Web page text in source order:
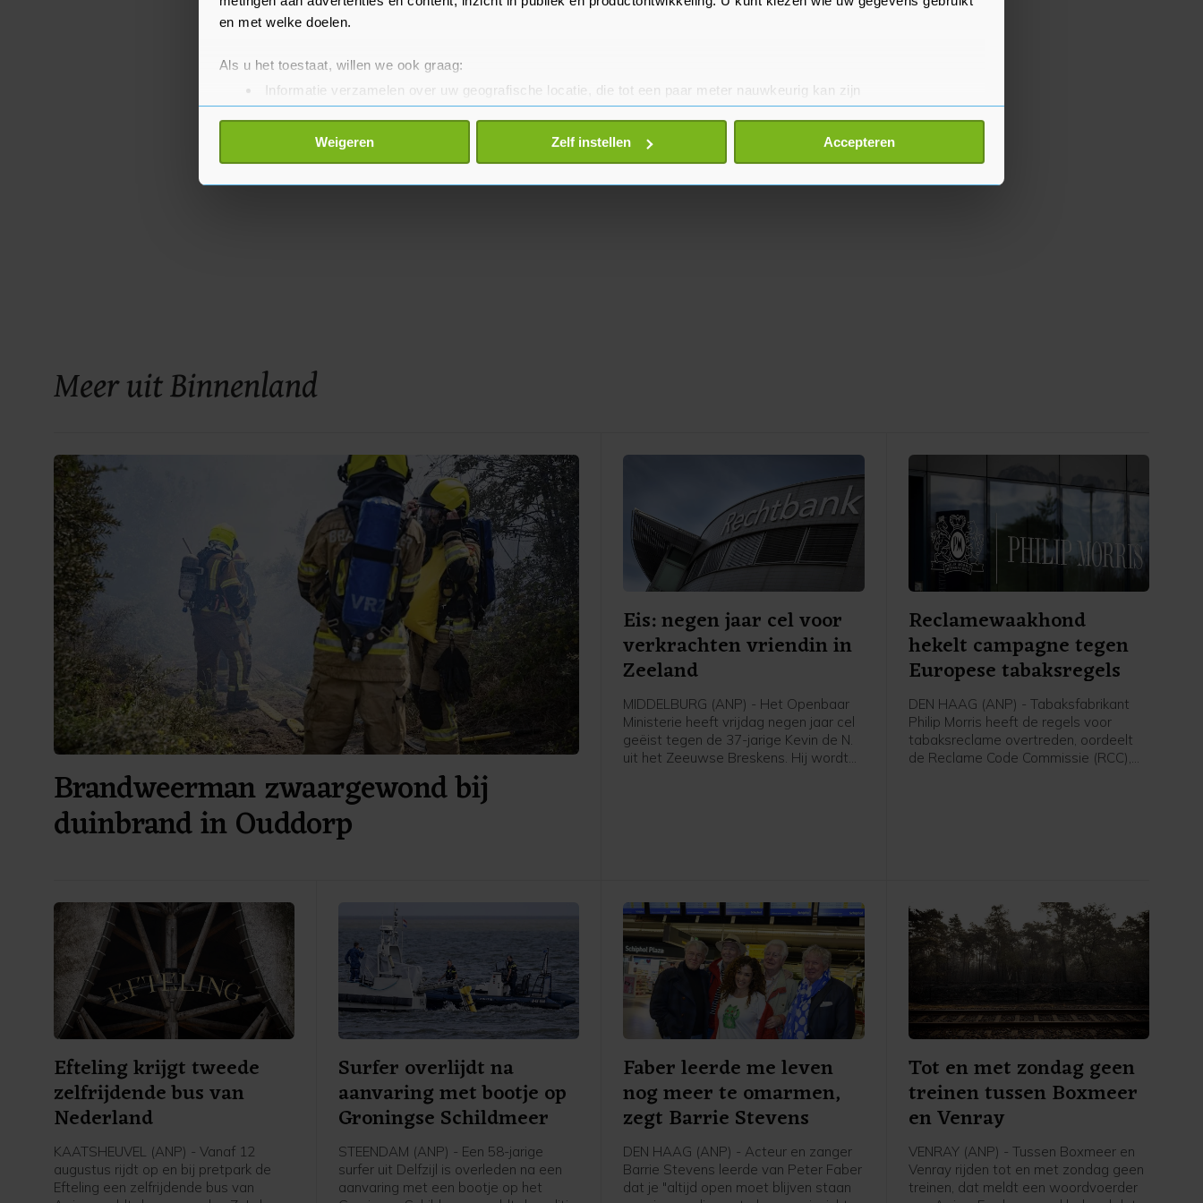
en met welke doelen.
Als u het toestaat, willen we ook graag:
Informatie verzamelen over uw geografische locatie, die tot een paar meter nauwkeurig kan zijn
Uw apparaat identificeren door het actief te scannen op specifieke eigenschappen (fingerprinting)
Lees meer over hoe uw persoonlijke gegevens worden verwerkt en stel uw voorkeuren in het
detailgedeelte
toestemming op elk moment wijzigen of intrekken in de Cookieverklaring.
Weigeren Zelf instellen Accepteren
Meer uit Binnenland
Brandweerman zwaargewond bij
duinbrand in Ouddorp
Eis: negen jaar cel voor
verkrachten vriendin in
Zeeland
MIDDELBURG (ANP) - Het Openbaar
Ministerie heeft vrijdag negen jaar cel
geëist tegen de 37-jarige Kevin de N.
uit het Zeeuwse Breskens. Hij wordt
Reclamewaakhond
hekelt campagne tegen
Europese tabaksregels
DEN HAAG (ANP) - Tabaksfabrikant
Philip Morris heeft de regels voor
tabaksreclame overtreden, oordeelt
de Reclame Code Commissie (RCC),
de teksten voor de gebruikers.
Efteling krijgt tweede
zelfrijdende bus van
Nederland
KAATSHEUVEL (ANP) - Vanaf 12
augustus rijdt op en bij pretpark de
Efteling een zelfrijdende bus van
Surfer overlijdt na
aanvaring met bootje op
Groningse Schildmeer
STEENDAM (ANP) - Een 58-jarige
surfer uit Delfzijl is overleden na een
aanvaring met een bootje op het
Faber leerde me leven
nog meer te omarmen,
zegt Barrie Stevens
DEN HAAG (ANP) - Acteur en zanger
Barrie Stevens leerde van Peter Faber
dat je "altijd open moet blijven staan
Tot en met zondag geen
treinen tussen Boxmeer
en Venray
VENRAY (ANP) - Tussen Boxmeer en
Venray rijden tot en met zondag geen
treinen, dat meldt een woordvoerder